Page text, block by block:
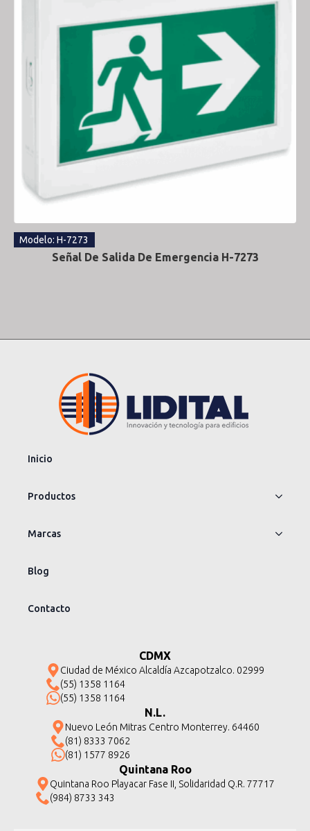
Modelo: H-7273
Señal De Salida De Emergencia H-7273
Inicio
Productos
Marcas
Blog
Contacto
CDMX
Ciudad de México Alcaldía Azcapotzalco. 02999
(55) 1358 1164
(55) 1358 1164
N.L.
Nuevo León Mitras Centro Monterrey. 64460
(81) 8333 7062
(81) 1577 8926
Quintana Roo
Quintana Roo Playacar Fase II, Solidaridad Q.R. 77717
(984) 8733 343